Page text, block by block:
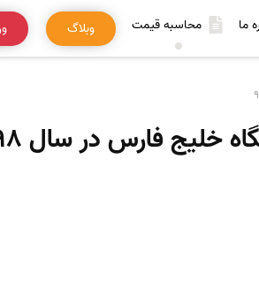
ما محاسبه قیمت وبلاگ
خلیج فارس در سال 98